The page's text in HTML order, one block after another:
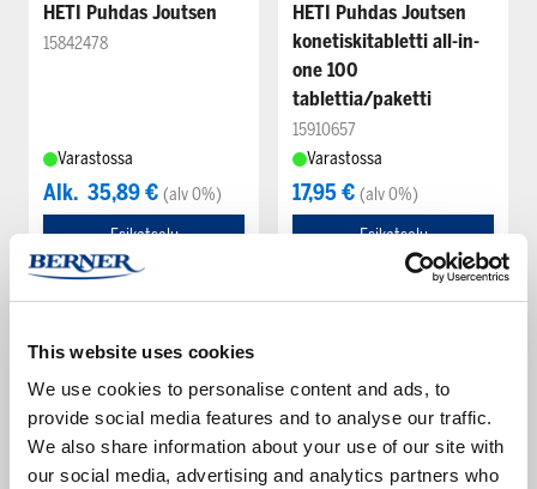
This website uses cookies
We use cookies to personalise content and ads, to
provide social media features and to analyse our traffic.
We also share information about your use of our site with
our social media, advertising and analytics partners who
HETI Puhdas Joutsen
15842478
Varastossa
Alk. 35,89 € (alv 0%)
Esikatselu
HETI Puhdas Joutsen
konetiskitabletti all-in-
one 100
tablettia/paketti
15910657
Varastossa
17,95 € (alv 0%)
Esikatselu